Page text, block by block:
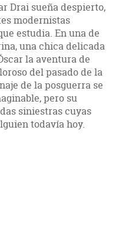
Drai sueña despierto,
modernistas
estudia. En una de
una chica delicada
la aventura de
del pasado de la
de la posguerra se
pero su
siniestras cuyas
todavía hoy.